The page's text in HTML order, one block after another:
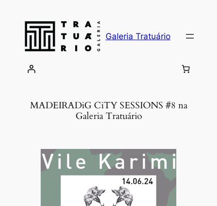
content
Galeria Tratuário
MADEIRADiG CiTY SESSIONS #8 na
Galeria Tratuário